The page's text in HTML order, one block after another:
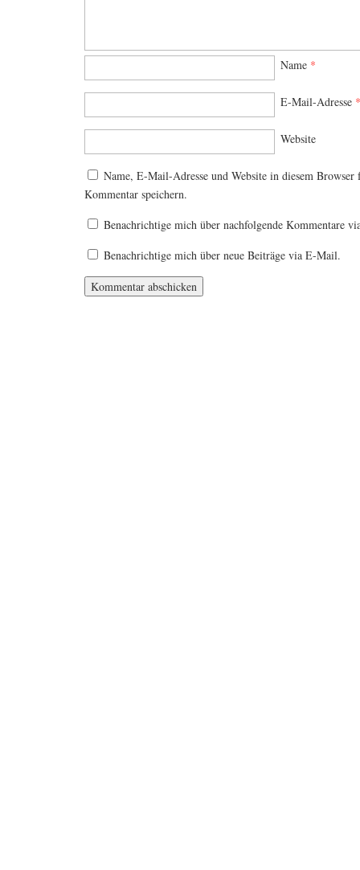
Name *
E-Mail-Adresse *
Website
Name, E-Mail-Adresse und Website in diesem Browser
Kommentar speichern.
Benachrichtige mich über nachfolgende Kommentare
Benachrichtige mich über neue Beiträge via E-Mail.